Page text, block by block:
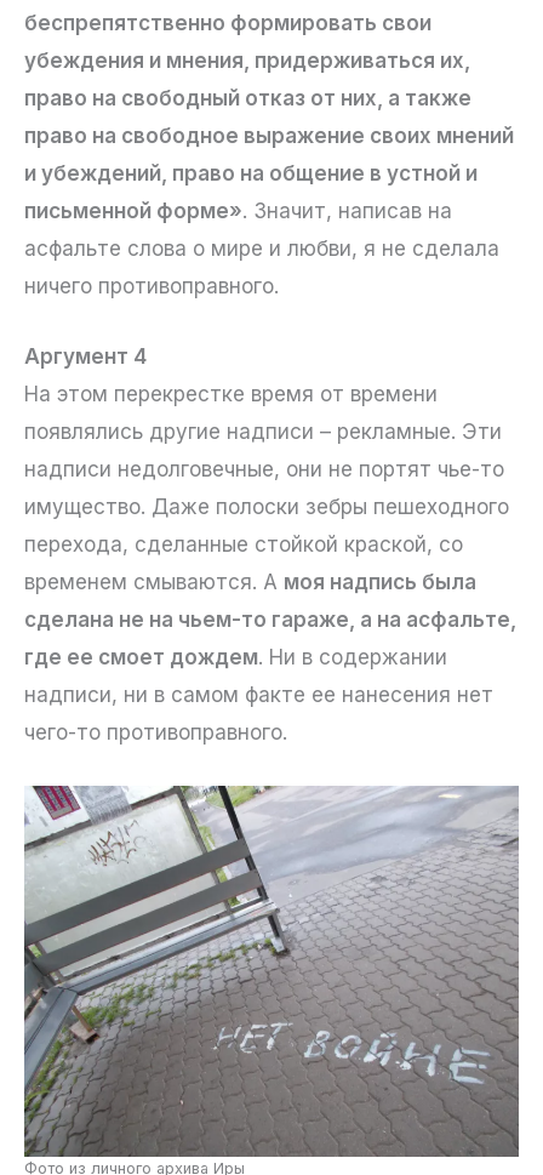
беспрепятственно формировать свои
убеждения и мнения, придерживаться их,
право на свободный отказ от них, а также
право на свободное выражение своих мнений
и убеждений, право на общение в устной и
письменной форме». Значит, написав на
асфальте слова о мире и любви, я не сделала
ничего противоправного.
Аргумент 4
На этом перекрестке время от времени
появлялись другие надписи – рекламные. Эти
надписи недолговечные, они не портят чье-то
имущество. Даже полоски зебры пешеходного
перехода, сделанные стойкой краской, со
временем смываются. А моя надпись была
сделана не на чьем-то гараже, а на асфальте,
где ее смоет дождем. Ни в содержании
надписи, ни в самом факте ее нанесения нет
чего-то противоправного.
Фото из личного архива Иры